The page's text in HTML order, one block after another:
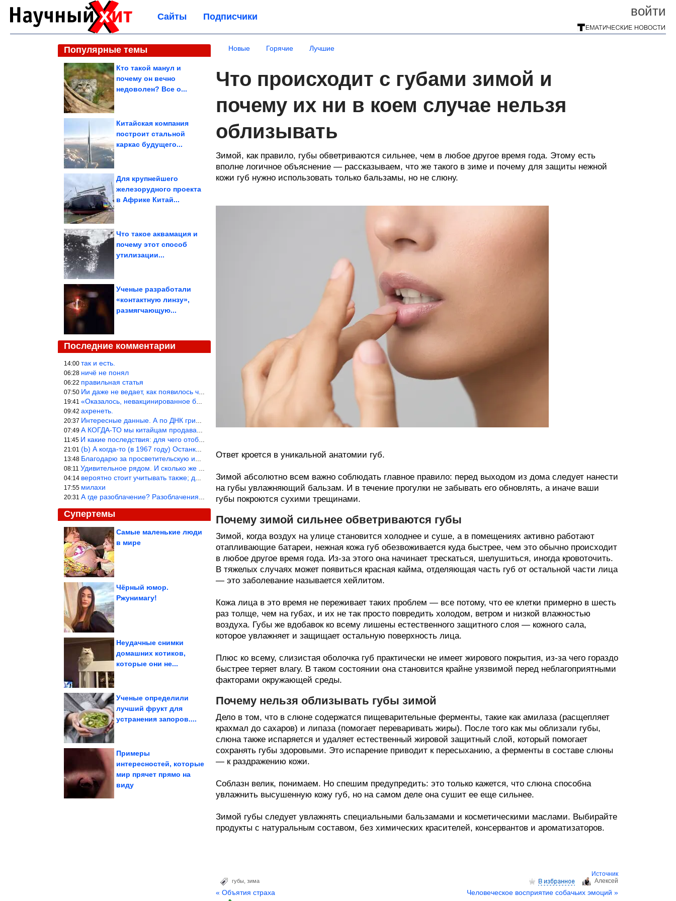
войти
Сайты Подписчики
Популярные темы
Кто такой манул и
почему он вечно
недоволен? Все о...
Китайская компания
построит стальной
каркас будущего...
Для крупнейшего
железорудного проекта
в Африке Китай...
Что такое аквамация и
почему этот способ
утилизации...
Ученые разработали
«контактную линзу»,
размягчающую...
Последние комментарии
14:00 так и есть.
06:28 ничё не понял
06:22 правильная статья
07:50 Ии даже не ведает, как появилось человечество и для чего оно сущ
19:41 «Оказалось, невакцинированное большинство умирает существенно ча
09:42 ахренеть.
20:37 Интересные данные. А по ДНК грибов, бактерий имеются сведения из
07:49 А КОГДА-ТО мы китайцам продавали фуфайки.
11:45 И какие последствия: для чего отобрали? или просто похвастались.
21:01 (Ь) А когда-то (в 1967 году) Останкинская телебашня была самым в
13:48 Благодарю за просветительскую информацию.
08:11 Удивительное рядом. И сколько же ещё открытий готовит Просвещень
04:14 вероятно стоит учитывать также; длительность сна сгущает кровото
17:55 милахи
20:31 А где разоблачение? Разоблачения нет — значит придётся принять к
Супертемы
Как всего за одну
Самые маленькие люди
в мире
Чёрный юмор.
Ржунимагу!
Неудачные снимки
домашних котиков,
которые они не...
Декор стен своими
Ученые определили
лучший фрукт для
устранения запоров....
мгновения из
Примеры
интересностей, которые
мир прячет прямо на
виду
Новые Горячие Лучшие
Что происходит с губами зимой и
почему их ни в коем случае нельзя
облизывать
Зимой, как правило, губы обветриваются сильнее, чем в любое другое время года. Этому есть
вполне логичное объяснение — рассказываем, что же такого в зиме и почему для защиты нежной
кожи губ нужно использовать только бальзамы, но не слюну.
Ответ кроется в уникальной анатомии губ.
Зимой абсолютно всем важно соблюдать главное правило: перед выходом из дома следует нанести
на губы увлажняющий бальзам. И в течение прогулки не забывать его обновлять, а иначе ваши
губы покроются сухими трещинами.
Почему зимой сильнее обветриваются губы
Зимой, когда воздух на улице становится холоднее и суше, а в помещениях активно работают
отапливающие батареи, нежная кожа губ обезвоживается куда быстрее, чем это обычно происходит
в любое другое время года. Из-за этого она начинает трескаться, шелушиться, иногда кровоточить.
В тяжелых случаях может появиться красная кайма, отделяющая часть губ от остальной части лица
— это заболевание называется хейлитом.
Кожа лица в это время не переживает таких проблем — все потому, что ее клетки примерно в шесть
раз толще, чем на губах, и их не так просто повредить холодом, ветром и низкой влажностью
воздуха. Губы же вдобавок ко всему лишены естественного защитного слоя — кожного сала,
которое увлажняет и защищает остальную поверхность лица.
Плюс ко всему, слизистая оболочка губ практически не имеет жирового покрытия, из-за чего гораздо
быстрее теряет влагу. В таком состоянии она становится крайне уязвимой перед неблагоприятными
факторами окружающей среды.
Почему нельзя облизывать губы зимой
Дело в том, что в слюне содержатся пищеварительные ферменты, такие как амилаза (расщепляет
крахмал до сахаров) и липаза (помогает переваривать жиры). После того как мы облизали губы,
слюна также испаряется и удаляет естественный жировой защитный слой, который помогает
сохранять губы здоровыми. Это испарение приводит к пересыханию, а ферменты в составе слюны
— к раздражению кожи.
Соблазн велик, понимаем. Но спешим предупредить: это только кажется, что слюна способна
увлажнить высушенную кожу губ, но на самом деле она сушит ее еще сильнее.
Зимой губы следует увлажнять специальными бальзамами и косметическими маслами. Выбирайте
продукты с натуральным составом, без химических красителей, консервантов и ароматизаторов.
Источник
Aлексей
губы зима
« Объятия страха Человеческое восприятие собачьих эмоций »